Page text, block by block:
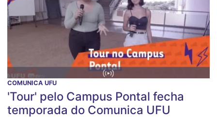
COMUNICA UFU
'Tour' pelo Campus Pontal fecha
temporada do Comunica UFU